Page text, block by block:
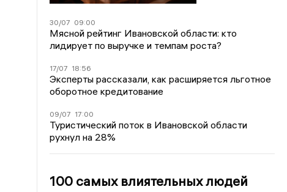
30/07 09:00
Мясной рейтинг Ивановской области: кто
лидирует по выручке и темпам роста?
17/07 18:56
Эксперты рассказали, как расширяется льготное
оборотное кредитование
09/07 17:00
Туристический поток в Ивановской области
рухнул на 28%
100 самых влиятельных людей